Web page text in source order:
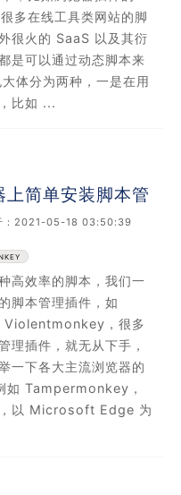
多在线工具类网站的脚
很火的 SaaS 以及其衍
是可以通过动态脚本来
体分为两种，一是在用
比如 ...
简单安装脚本管
：2021-05-18 03:50:39
高效率的脚本，我们一
脚本管理插件，如
，很多
理插件，就无从下手，
一下各大主流浏览器的
如 Tampermonkey，
，以 Microsoft Edge 为